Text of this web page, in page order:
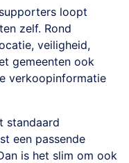
loopt
zelf. Rond
veiligheid,
gemeenten ook
verkoopinformatie
standaard
een passende
is het slim om ook